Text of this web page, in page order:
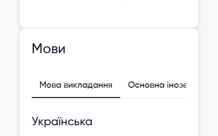
Мови
Мова викладання Основна іноземна
Українська